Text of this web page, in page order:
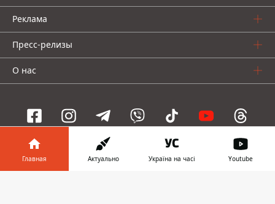
Реклама
Пресс-релизы
О нас
Информатор проекты
Главная Актуально Україна на часі Youtube